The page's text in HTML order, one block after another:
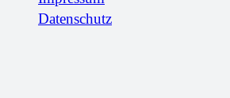
Datenschutz